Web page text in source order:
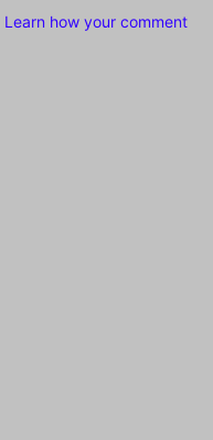
Learn how your comment